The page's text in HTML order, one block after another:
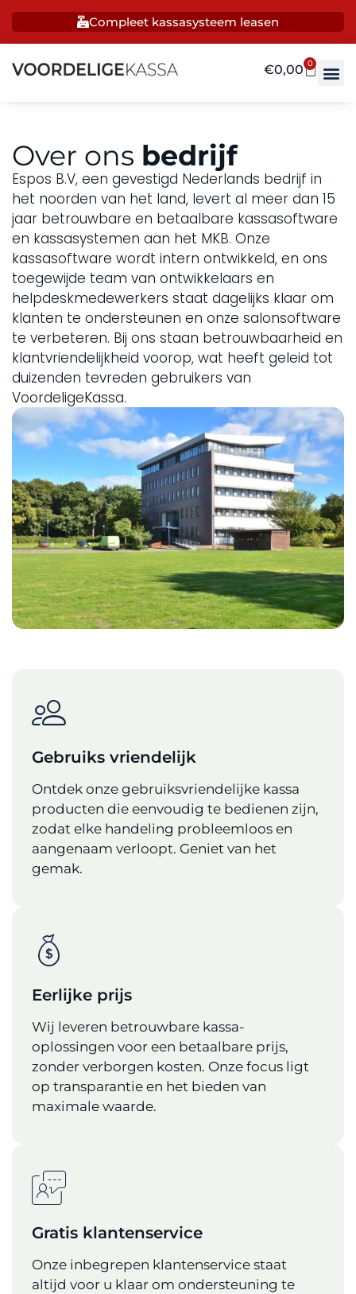
Compleet kassasysteem leasen
€0,00 0
Over ons bedrijf
Espos B.V, een gevestigd Nederlands bedrijf in
het noorden van het land, levert al meer dan 15
jaar betrouwbare en betaalbare kassasoftware
en kassasystemen aan het MKB. Onze
kassasoftware wordt intern ontwikkeld, en ons
toegewijde team van ontwikkelaars en
helpdeskmedewerkers staat dagelijks klaar om
klanten te ondersteunen en onze salonsoftware
te verbeteren. Bij ons staan betrouwbaarheid en
klantvriendelijkheid voorop, wat heeft geleid tot
duizenden tevreden gebruikers van
VoordeligeKassa.
Gebruiks vriendelijk
Ontdek onze gebruiksvriendelijke kassa
producten die eenvoudig te bedienen zijn,
zodat elke handeling probleemloos en
aangenaam verloopt. Geniet van het
gemak.
Eerlijke prijs
Wij leveren betrouwbare kassa-
oplossingen voor een betaalbare prijs,
zonder verborgen kosten. Onze focus ligt
op transparantie en het bieden van
maximale waarde.
Gratis klantenservice
Onze inbegrepen klantenservice staat
altijd voor u klaar om ondersteuning te